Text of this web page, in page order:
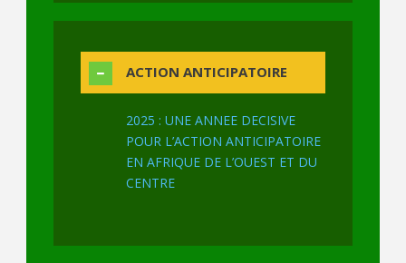
ACTION ANTICIPATOIRE
2025 : UNE ANNEE DECISIVE
POUR L’ACTION ANTICIPATOIRE
EN AFRIQUE DE L’OUEST ET DU
CENTRE